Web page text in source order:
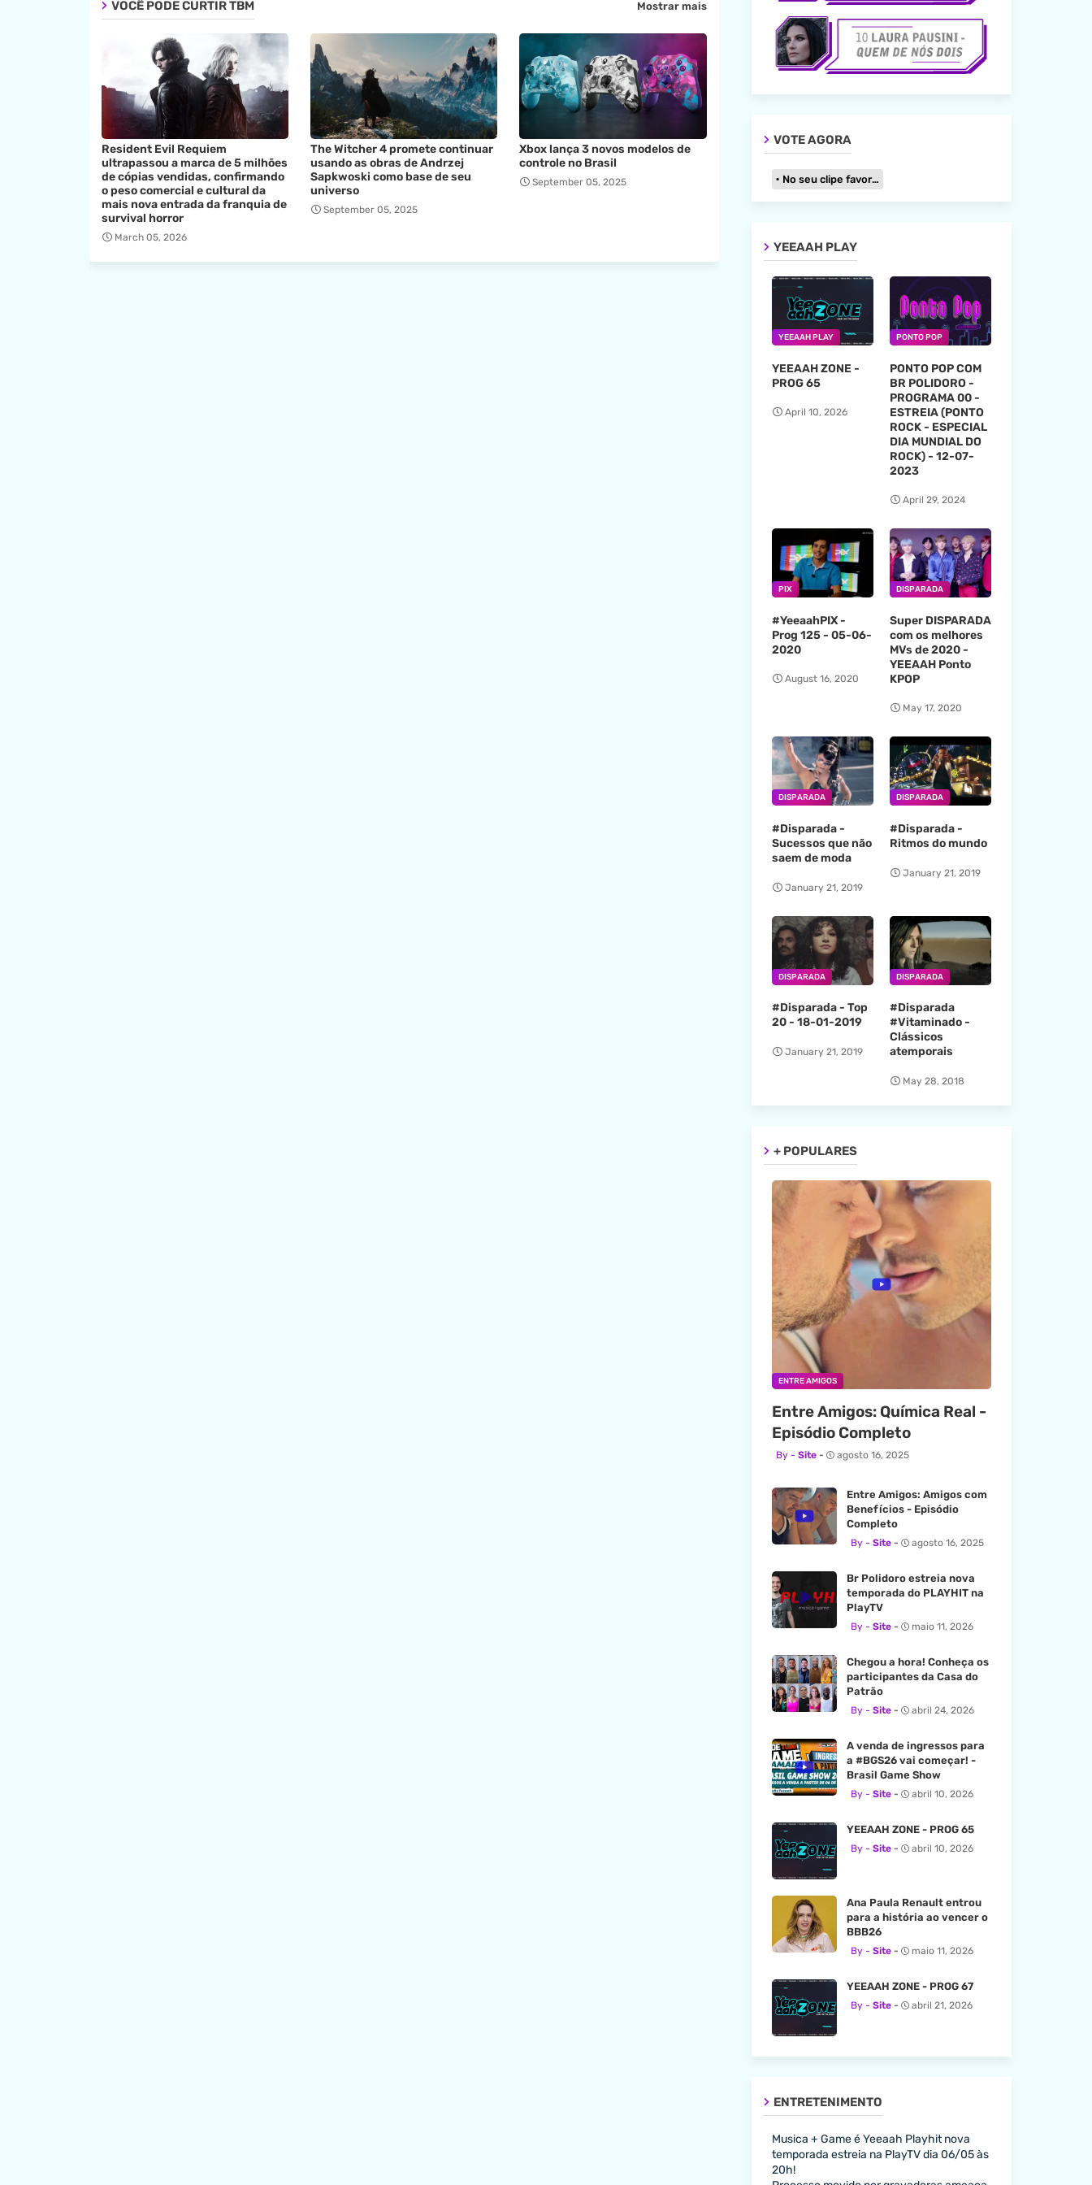
VOCÊ PODE CURTIR TBM Mostrar mais
Resident Evil Requiem
ultrapassou a marca de 5 milhões
de cópias vendidas, confirmando
o peso comercial e cultural da
mais nova entrada da franquia de
survival horror
March 05, 2026
The Witcher 4 promete continuar
usando as obras de Andrzej
Sapkwoski como base de seu
universo
September 05, 2025
Xbox lança 3 novos modelos de
controle no Brasil
September 05, 2025
VOTE AGORA
No seu clipe favorito
YEEAAH PLAY
YEEAAH PLAY
YEEAAH ZONE -
PROG 65
April 10, 2026
PONTO POP
PONTO POP COM
BR POLIDORO -
PROGRAMA 00 -
ESTREIA (PONTO
ROCK - ESPECIAL
DIA MUNDIAL DO
ROCK) - 12-07-
2023
April 29, 2024
PIX
#YeeaahPIX -
Prog 125 - 05-06-
2020
August 16, 2020
DISPARADA
Super DISPARADA
com os melhores
MVs de 2020 -
YEEAAH Ponto
KPOP
May 17, 2020
DISPARADA
#Disparada -
Sucessos que não
saem de moda
January 21, 2019
DISPARADA
#Disparada -
Ritmos do mundo
January 21, 2019
DISPARADA
#Disparada - Top
20 - 18-01-2019
January 21, 2019
DISPARADA
#Disparada
#Vitaminado -
Clássicos
atemporais
May 28, 2018
+ POPULARES
ENTRE AMIGOS
Entre Amigos: Química Real -
Episódio Completo
Site agosto 16, 2025
Entre Amigos: Amigos com
Benefícios - Episódio
Completo
Site agosto 16, 2025
Br Polidoro estreia nova
temporada do PLAYHIT na
PlayTV
Site maio 11, 2026
Chegou a hora! Conheça os
participantes da Casa do
Patrão
Site abril 24, 2026
A venda de ingressos para
a #BGS26 vai começar! -
Brasil Game Show
Site abril 10, 2026
YEEAAH ZONE - PROG 65
Site abril 10, 2026
Ana Paula Renault entrou
para a história ao vencer o
BBB26
Site maio 11, 2026
YEEAAH ZONE - PROG 67
Site abril 21, 2026
ENTRETENIMENTO
Musica + Game é Yeeaah Playhit nova
temporada estreia na PlayTV dia 06/05 às
20h!